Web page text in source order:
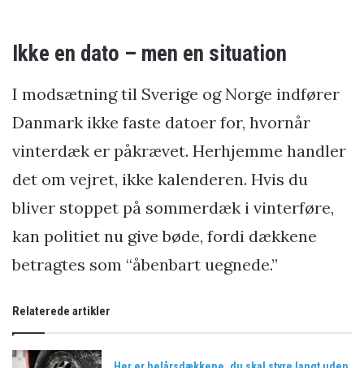
Ikke en dato – men en situation
I modsætning til Sverige og Norge indfører
Danmark ikke faste datoer for, hvornår
vinterdæk er påkrævet. Herhjemme handler
det om vejret, ikke kalenderen. Hvis du
bliver stoppet på sommerdæk i vinterføre,
kan politiet nu give bøde, fordi dækkene
betragtes som “åbenbart uegnede.”
Relaterede artikler